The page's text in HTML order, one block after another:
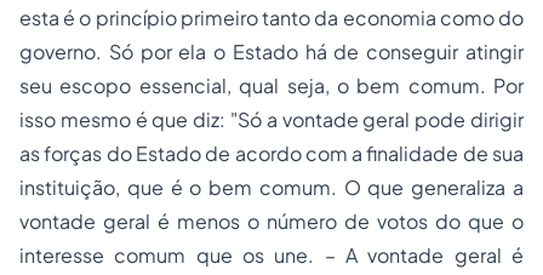
esta é o princípio primeiro tanto da economia como do
governo. Só por ela o Estado há de conseguir atingir
seu escopo essencial, qual seja, o bem comum. Por
isso mesmo é que diz: "Só a vontade geral pode dirigir
as forças do Estado de acordo com a finalidade de sua
instituição, que é o bem comum. O que generaliza a
vontade geral é menos o número de votos do que o
interesse comum que os une. – A vontade geral é